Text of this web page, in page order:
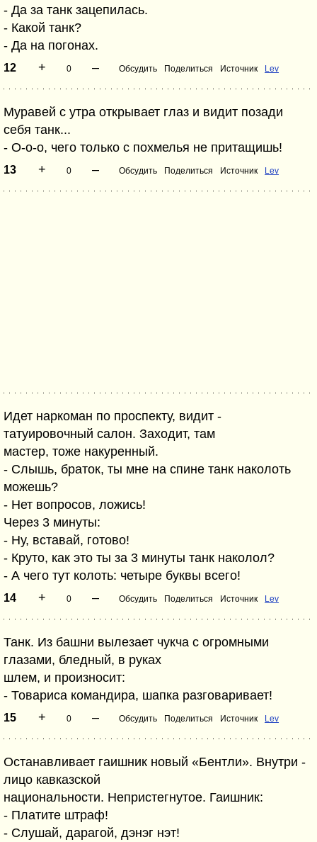
- Да за танк зацепилась.
- Какой танк?
- Да на погонах.
12 + 0 – Обсудить Поделиться Источник Lev
Муравей с утра открывает глаз и видит позади
себя танк...
- О-о-о, чего только с похмелья не притащишь!
13 + 0 – Обсудить Поделиться Источник Lev
Идет наркоман по проспекту, видит -
татуировочный салон. Заходит, там
мастер, тоже накуренный.
- Слышь, браток, ты мне на спине танк наколоть
можешь?
- Нет вопросов, ложись!
Через 3 минуты:
- Ну, вставай, готово!
- Круто, как это ты за 3 минуты танк наколол?
- А чего тут колоть: четыре буквы всего!
14 + 0 – Обсудить Поделиться Источник Lev
Танк. Из башни вылезает чукча с огромными
глазами, бледный, в руках
шлем, и произносит:
- Товариса командира, шапка разговаривает!
15 + 0 – Обсудить Поделиться Источник Lev
Останавливает гаишник новый «Бентли». Внутри -
лицо кавказской
национальности. Непристегнутое. Гаишник:
- Платите штраф!
- Слушай, дарагой, дэнэг нэт!